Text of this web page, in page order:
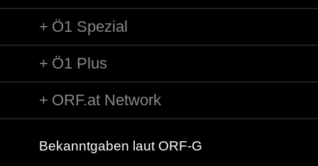
Ö1 Spezial
Ö1 Plus
ORF.at Network
Bekanntgaben laut ORF-G